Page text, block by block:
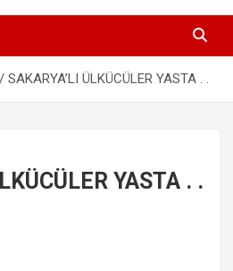
SAKARYA’LI ÜLKÜCÜLER YASTA . .
YASTA . .